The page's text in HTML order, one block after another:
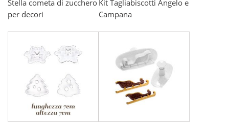
Stella cometa di zucchero
per decori
Kit Tagliabiscotti Angelo e
Campana